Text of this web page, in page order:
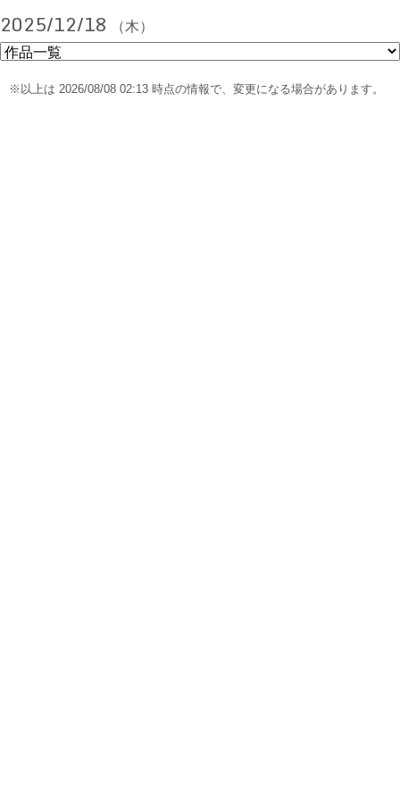
2025/12/18 （木）
※以上は 2026/08/08 02:13 時点の情報で、変更になる場合があります。